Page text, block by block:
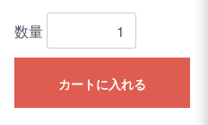
数量
カートに入れる